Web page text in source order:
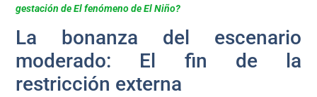
gestación de El fenómeno de El Niño?
La bonanza del escenario
moderado: El fin de la
restricción externa